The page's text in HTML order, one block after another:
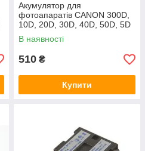
Акумулятор для
фотоапаратів CANON 300D,
10D, 20D, 30D, 40D, 50D, 5D
- BP-511a (аналог) - 2200 ma
В наявності
510 ₴
Купити